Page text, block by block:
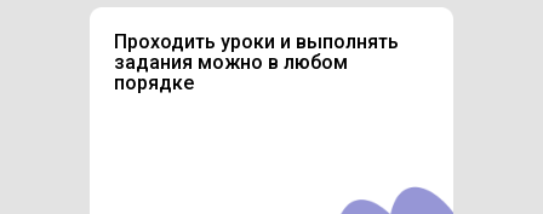
Проходить уроки и выполнять
задания можно в любом
порядке